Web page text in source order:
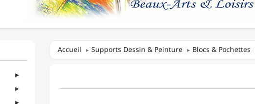
Accueil Supports Dessin & Peinture Blocs & Pochettes